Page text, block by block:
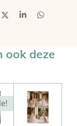
D
S
e
D
ook deze